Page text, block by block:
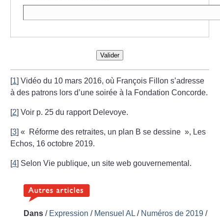
Valider
[1]Vidéo du 10 mars 2016, où François Fillon s’adresse
à des patrons lors d’une soirée à la Fondation Concorde.
[2]Voir p. 25 du rapport Delevoye.
[3]« Réforme des retraites, un plan B se dessine », Les
Echos, 16 octobre 2019.
[4] Selon Vie publique, un site web gouvernemental.
Dans / Expression / Mensuel AL / Numéros de 2019 /